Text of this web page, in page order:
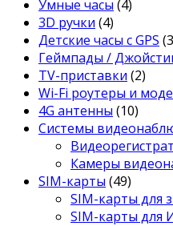
Умные часы (4)
3D ручки (4)
Детские часы с GPS
Геймпады /
TV-приставки (2)
Wi-Fi роутеры и
4G антенны (10)
Системы
Камеры
SIM-карты (49)
SIM-карты для
SIM-карты для